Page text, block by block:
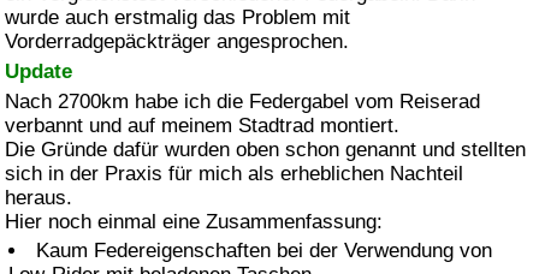
wurde auch erstmalig das Problem mit
Vorderradgepäckträger angesprochen.
Update
Nach 2700km habe ich die Federgabel vom Reiserad
verbannt und auf meinem Stadtrad montiert.
Die Gründe dafür wurden oben schon genannt und stellten
sich in der Praxis für mich als erheblichen Nachteil
heraus.
Hier noch einmal eine Zusammenfassung:
Kaum Federeigenschaften bei der Verwendung von